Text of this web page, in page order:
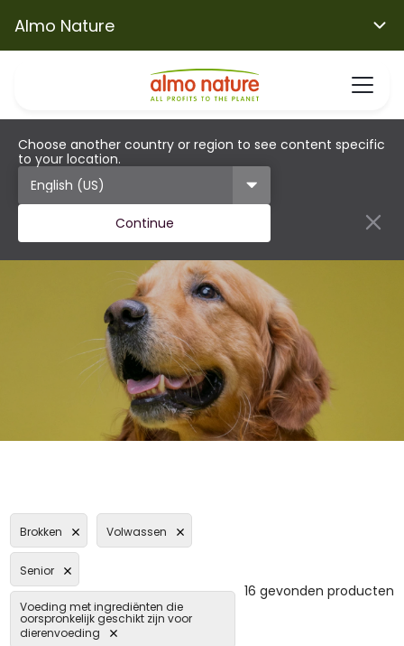
Almo Nature
Choose another country or region to see content specific
to your location.
Continue
Brokken Volwassen
Senior
Voeding met ingrediënten die
oorspronkelijk geschikt zijn voor
dierenvoeding
16 gevonden producten